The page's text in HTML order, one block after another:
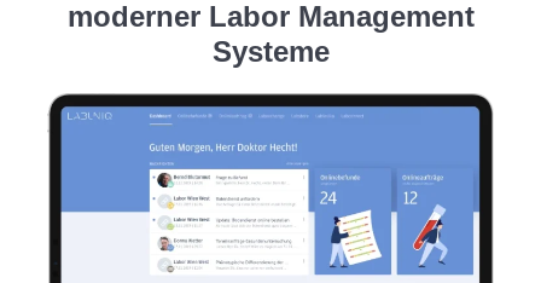
moderner Labor Management
Systeme